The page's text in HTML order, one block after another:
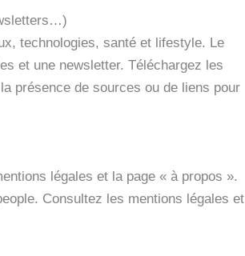
technologies, santé et lifestyle. Le
et une newsletter. Téléchargez les
présence de sources ou de liens pour
légales et la page « à propos ».
Consultez les mentions légales et